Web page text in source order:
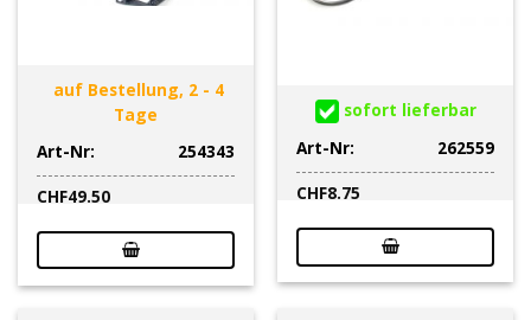
auf Bestellung, 2 - 4
Tage
Art-Nr:
254343
CHF49.50
sofort lieferbar
Art-Nr:
262559
CHF8.75